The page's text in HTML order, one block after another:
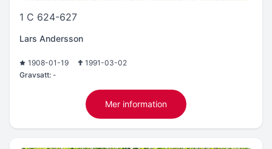
1 C 624-627
Lars Andersson
1908-01-19
1991-03-02
Gravsatt: -
Mer information